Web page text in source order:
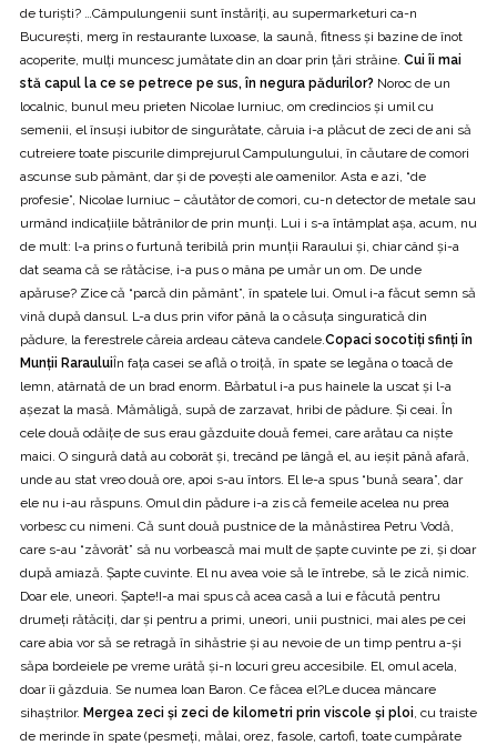
de turişti? …Câmpulungenii sunt înstăriţi, au supermarketuri ca-n
Bucureşti, merg în restaurante luxoase, la saună, fitness şi bazine de înot
acoperite, mulţi muncesc jumătate din an doar prin ţări străine. Cui îi mai
stă capul la ce se petrece pe sus, în negura pădurilor? Noroc de un
localnic, bunul meu prieten Nicolae Iurniuc, om credincios şi umil cu
semenii, el însuşi iubitor de singurătate, căruia i-a plăcut de zeci de ani să
cutreiere toate piscurile dimprejurul Campulungului, în căutare de comori
ascunse sub pământ, dar şi de poveşti ale oamenilor. Asta e azi, “de
profesie”, Nicolae Iurniuc – căutător de comori, cu-n detector de metale sau
urmând indicaţiile bătrânilor de prin munţi. Lui i s-a întâmplat aşa, acum, nu
de mult: l-a prins o furtună teribilă prin munţii Raraului şi, chiar când şi-a
dat seama că se rătăcise, i-a pus o mâna pe umăr un om. De unde
apăruse? Zice că “parcă din pământ”, în spatele lui. Omul i-a făcut semn să
vină după dansul. L-a dus prin vifor până la o căsuţa singuratică din
pădure, la ferestrele căreia ardeau câteva candele.Copaci socotiţi sfinţi în
Munţii RarauluiÎn faţa casei se află o troiţă, în spate se legăna o toacă de
lemn, atârnată de un brad enorm. Bărbatul i-a pus hainele la uscat şi l-a
aşezat la masă. Mămăligă, supă de zarzavat, hribi de pădure. Şi ceai. În
cele două odăiţe de sus erau găzduite două femei, care arătau ca nişte
maici. O singură dată au coborât şi, trecând pe lângă el, au ieşit până afară,
unde au stat vreo două ore, apoi s-au întors. El le-a spus “bună seara”, dar
ele nu i-au răspuns. Omul din pădure i-a zis că femeile acelea nu prea
vorbesc cu nimeni. Că sunt două pustnice de la mănăstirea Petru Vodă,
care s-au “zăvorât” să nu vorbească mai mult de şapte cuvinte pe zi, şi doar
după amiază. Şapte cuvinte. El nu avea voie să le întrebe, să le zică nimic.
Doar ele, uneori. Şapte!I-a mai spus că acea casă a lui e făcută pentru
drumeţi rătăciţi, dar şi pentru a primi, uneori, unii pustnici, mai ales pe cei
care abia vor să se retragă în sihăstrie şi au nevoie de un timp pentru a-şi
săpa bordeiele pe vreme urâtă şi-n locuri greu accesibile. El, omul acela,
doar îi găzduia. Se numea Ioan Baron. Ce făcea el?Le ducea mâncare
sihaştrilor. Mergea zeci şi zeci de kilometri prin viscole şi ploi, cu traiste
de merinde în spate (pesmeţi, mălai, orez, fasole, cartofi, toate cumpărate